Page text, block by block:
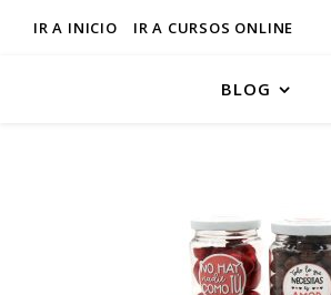
IR A INICIO IR A CURSOS ONLINE
BLOG